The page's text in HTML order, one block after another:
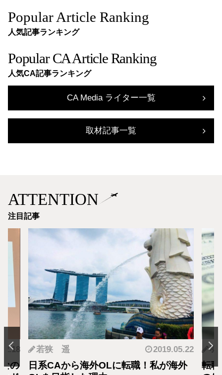
Popular Article Ranking
人気記事ランキング
Popular CA Article Ranking
人気CA記事ランキング
CA Media ライター一覧
取材記事一覧
ATTENTION
注目記事
の
若狭 遥 2019.05.22
日系CAから海外OLに転職！私が海外
羽
転